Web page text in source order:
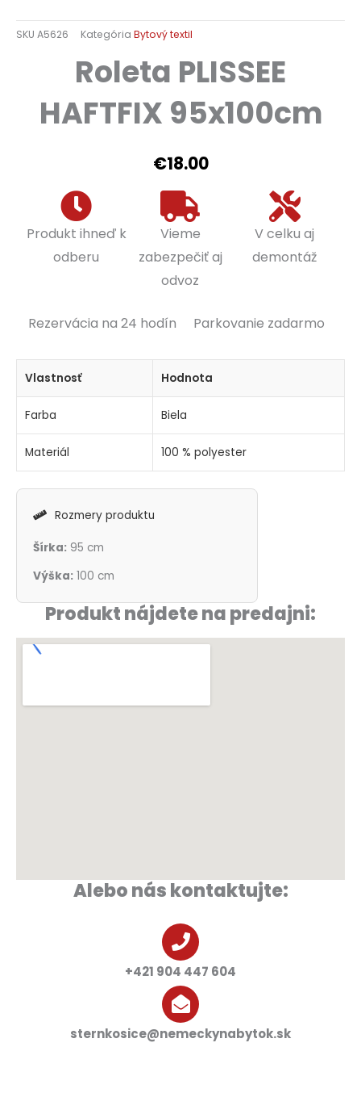
SKU A5626 Kategória Bytový textil
Roleta PLISSEE
HAFTFIX 95x100cm
€18.00
Produkt ihneď k
odberu
Vieme
zabezpečiť aj
odvoz
V celku aj
demontáž
Rezervácia na 24 hodín Parkovanie zadarmo
Vlastnosť Hodnota
Farba Biela
Materiál 100 % polyester
Rozmery produktu
Šírka: 95 cm
Výška: 100 cm
Produkt nájdete na predajni:
Alebo nás kontaktujte:
+421 904 447 604
sternkosice@nemeckynabytok.sk